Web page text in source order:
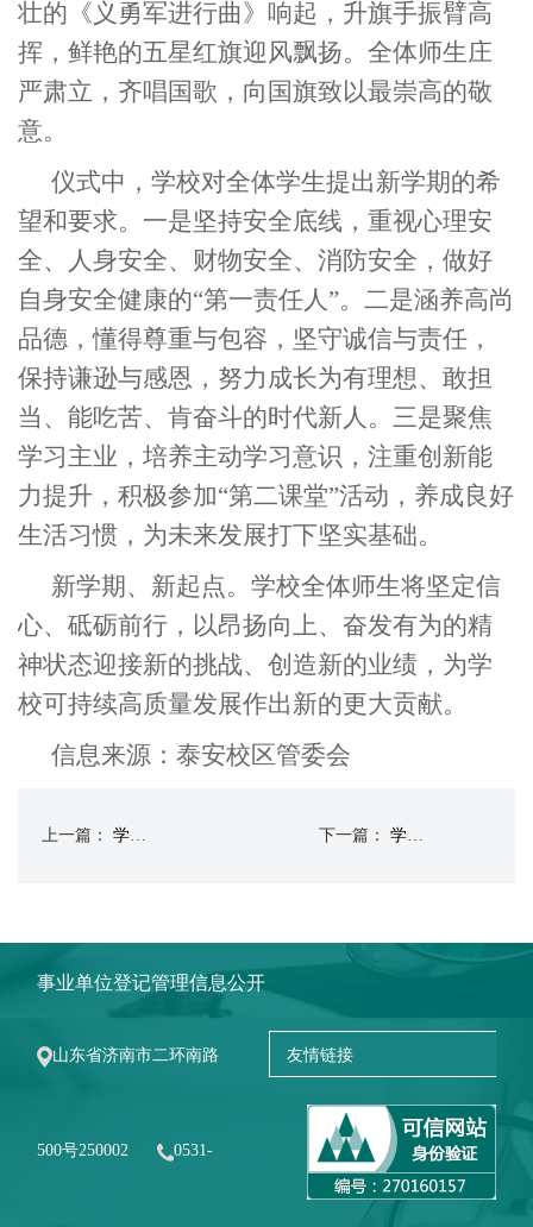
壮的《义勇军进行曲》响起，升旗手振臂高
挥，鲜艳的五星红旗迎风飘扬。全体师生庄
严肃立，齐唱国歌，向国旗致以最崇高的敬
意。
仪式中，学校对全体学生提出新学期的希
望和要求。一是坚持安全底线，重视心理安
全、人身安全、财物安全、消防安全，做好
自身安全健康的“第一责任人”。二是涵养高尚
品德，懂得尊重与包容，坚守诚信与责任，
保持谦逊与感恩，努力成长为有理想、敢担
当、能吃苦、肯奋斗的时代新人。三是聚焦
学习主业，培养主动学习意识，注重创新能
力提升，积极参加“第二课堂”活动 ，养成良好
生活习惯，为未来发展打下坚实基础。
新学期、新起点。学校全体师生将坚定信
心、砥砺前行，以昂扬向上、奋发有为的精
神状态迎接新的挑战、创造新的业绩，为学
校可持续高质量发展作出新的更大贡献。
信息来源：泰安校区管委会
上一篇： 学校圆满完成2026年山东省春季高考电气技术专业技能测试工作 下一篇： 学校举办“聚力前行 筑梦未来”元宵节游园会暨三八妇女节活动
事业单位登记管理信息公开
山东省济南市二环南路
500号250002 0531-